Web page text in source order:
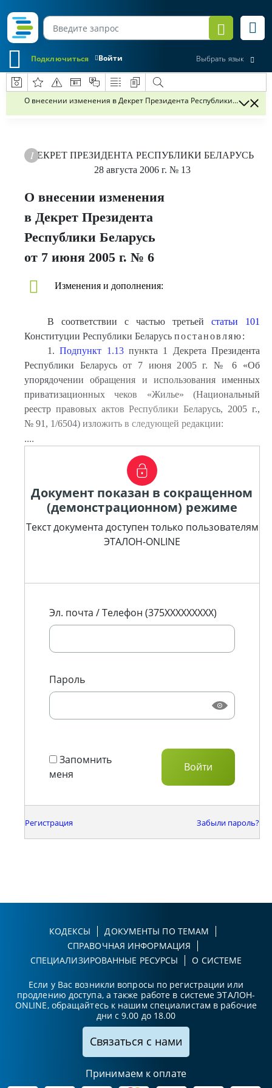
Войти
Подключиться Выбрать язык
О внесении изменения в Декрет Президента Республики Беларусь
ДЕКРЕТ ПРЕЗИДЕНТА РЕСПУБЛИКИ БЕЛАРУСЬ
28 августа 2006 г. № 13
О внесении изменения
в Декрет Президента
Республики Беларусь
от 7 июня 2005 г. № 6
Изменения и дополнения:
В соответствии с частью третьей статьи 101
Конституции Республики Беларусь постановляю:
1.Подпункт 1.13пункта 1 Декрета Президента
Республики Беларусь от 7 июня 2005 г. № 6 «Об
упорядочении обращения и использования именных
приватизационных чеков «Жилье» (Национальный
реестр правовых актов Республики Беларусь, 2005 г.,
№ 91, 1/6504) изложить в следующей редакции:
....
Документ показан в сокращенном
(демонстрационном) режиме
Текст документа доступен только пользователям
ЭТАЛОН-ONLINE
Эл. почта / Телефон (375XXXXXXXXX)
Пароль
Запомнить
меня
Регистрация Забыли пароль?
КОДЕКСЫ
ДОКУМЕНТЫ ПО ТЕМАМ
СПРАВОЧНАЯ ИНФОРМАЦИЯ
СПЕЦИАЛИЗИРОВАННЫЕ РЕСУРСЫ
О СИСТЕМЕ
Если у Вас возникли вопросы по регистрации или
продлению доступа, а также работе в системе ЭТАЛОН-
ONLINE, обращайтесь к нашим специалистам в рабочие
дни с 9.00 до 18.00
Связаться с нами
Принимаем к оплате